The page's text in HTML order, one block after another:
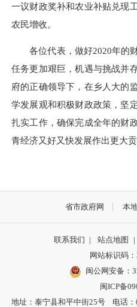
一议财政奖补和农业补贴兑现
农民增收。
各位代表，做好2020年的
任务更加艰巨，机遇与挑战并
府的正确领导下，在乡人大的
学发展观和积极财政政策，坚
扎实工作，确保完成全年的财
青经济又好又快发展作出更大贡
省市政府网 本
联系我们 | 站点地图 |
网站标识码
闽公网安备：
闽ICP备
地址：泰宁县和平中街25号 电话：